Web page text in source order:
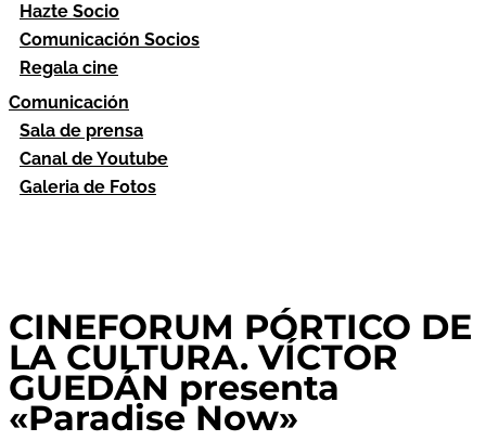
Hazte Socio
Comunicación Socios
Regala cine
Comunicación
Sala de prensa
Canal de Youtube
Galeria de Fotos
CINEFORUM PÓRTICO DE
LA CULTURA. VÍCTOR
GUEDÁN presenta
«Paradise Now»